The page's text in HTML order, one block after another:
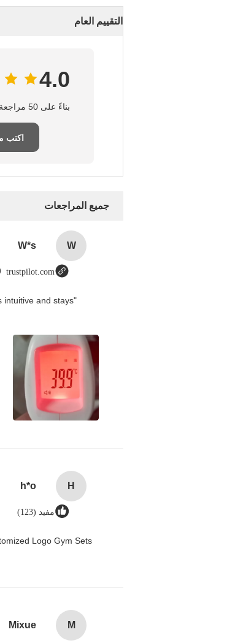
التقييم العام
4.0
بناءً على 50 مراجعة لهذا المورد
اكتب
جميع المراجعات
W
W*s
trustpilot.com
intuitive and stays
H
h*o
مفيد (123)
Logo Gym Sets
M
Mixue